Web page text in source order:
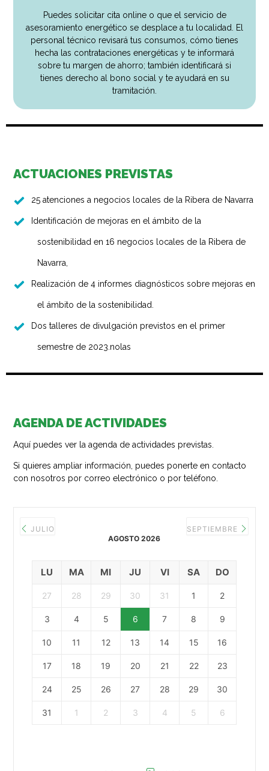
Puedes solicitar cita online o que el servicio de
asesoramiento energético se desplace a tu localidad. El
personal técnico revisará tus consumos, cómo tienes
hecha las contrataciones energéticas y te informará
sobre tu margen de ahorro; también identificará si
tienes derecho al bono social y te ayudará en su
tramitación.
ACTUACIONES PREVISTAS
25 atenciones a negocios locales de la Ribera de Navarra
Identificación de mejoras en el ámbito de la
sostenibilidad en 16 negocios locales de la Ribera de
Navarra,
Realización de 4 informes diagnósticos sobre mejoras en
el ámbito de la sostenibilidad.
Dos talleres de divulgación previstos en el primer
semestre de 2023.nolas
AGENDA DE ACTIVIDADES
Aquí puedes ver la agenda de actividades previstas.
Si quieres ampliar información, puedes ponerte en contacto
con nosotros por correo electrónico o por teléfono.
JULIO
AGOSTO 2026
SEPTIEMBRE
LU MA MI JU VI SA DO
27 28 29 30 31 1 2
3 4 5 6 7 8 9
10 11 12 13 14 15 16
17 18 19 20 21 22 23
24 25 26 27 28 29 30
31 1 2 3 4 5 6